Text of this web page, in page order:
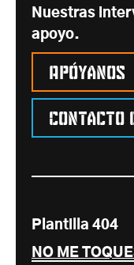
Nuestras
apoyo.
Apóyanos
Contacto
Plantilla 404
NO ME